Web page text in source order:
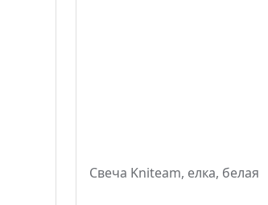
Свеча Kniteam, елка, белая